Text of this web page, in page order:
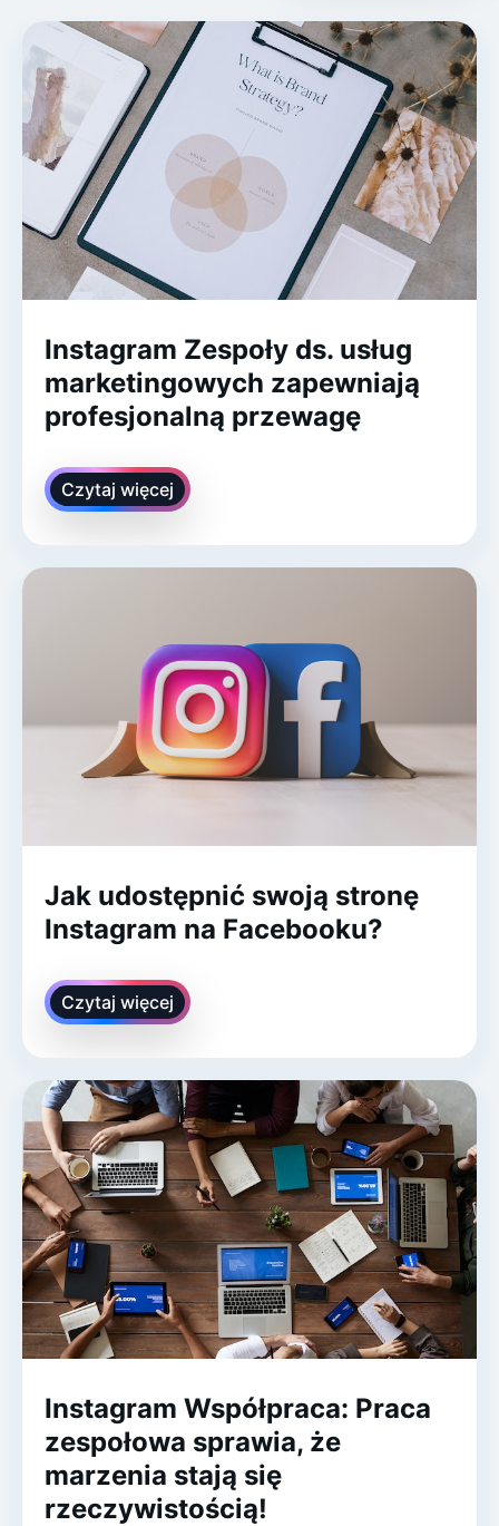
Instagram Zespoły ds. usług
marketingowych zapewniają
profesjonalną przewagę
Czytaj więcej
Jak udostępnić swoją stronę
Instagram na Facebooku?
Czytaj więcej
Instagram Współpraca: Praca
zespołowa sprawia, że
marzenia stają się
rzeczywistością!